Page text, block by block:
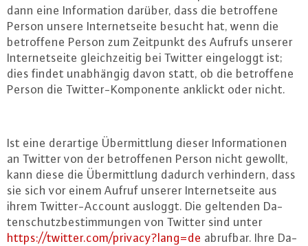
dann eine In­for­ma­ti­on darüber, dass die be­trof­fe­ne
Person unsere In­ter­net­sei­te besucht hat, wenn die
be­trof­fe­ne Person zum Zeitpunkt des Aufrufs unserer
In­ter­net­sei­te gleich­zei­tig bei Twitter ein­ge­loggt ist;
dies findet un­ab­hän­gig davon statt, ob die be­trof­fe­ne
Person die Twit­ter-Kom­po­nen­te anklickt oder nicht.
Ist eine derartige Über­mitt­lung dieser In­for­ma­tio­nen
an Twitter von der be­trof­fe­nen Person nicht gewollt,
kann diese die Über­mitt­lung dadurch ver­hin­dern, dass
sie sich vor einem Aufruf unserer In­ter­net­sei­te aus
ihrem Twit­ter-Ac­count ausloggt. Die geltenden Da­
ten­schutz­be­stim­mun­gen von Twitter sind unter
https://​twitter.​com/​privacy?​lang=de abrufbar. Ihre Da­